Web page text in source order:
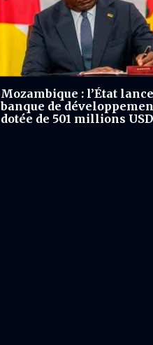
Mozambique : l’État
banque de
dotée de 501 millions